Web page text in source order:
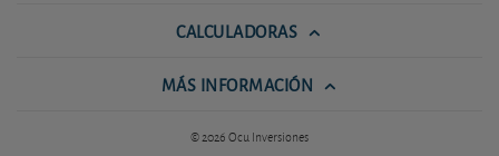
CALCULADORAS
MÁS INFORMACIÓN
© 2026 Ocu Inversiones